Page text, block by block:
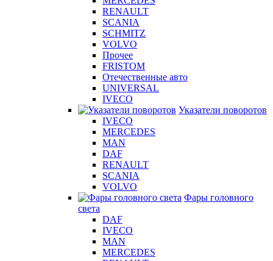
RENAULT
SCANIA
SCHMITZ
VOLVO
Прочее
FRISTOM
Отечественные авто
UNIVERSAL
IVECO
Указатели поворотов
IVECO
MERCEDES
MAN
DAF
RENAULT
SCANIA
VOLVO
Фары головного
света
DAF
IVECO
MAN
MERCEDES